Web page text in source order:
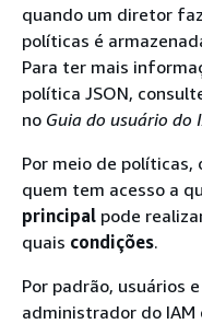
quando um diretor
políticas é
Para ter mais
política JSON,
no Guia do usuário do
Por meio de
quem tem acesso a
principal pode
quais condições.
Por padrão, usuários
administrador do IAM